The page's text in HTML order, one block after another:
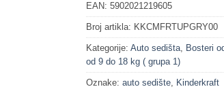
EAN:5902021219605
Broj artikla: KKCMFRTUPGRY00
Kategorije:Auto sedišta, Bosteri
od 9 do 18 kg ( grupa 1)
Oznake:auto sedište, Kinderkraft